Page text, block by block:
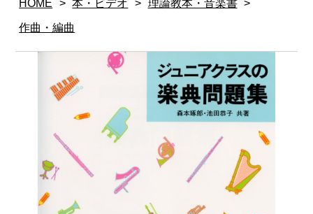
HOME > 本・ビデオ > 理論教本・音楽書 >
作曲・編曲